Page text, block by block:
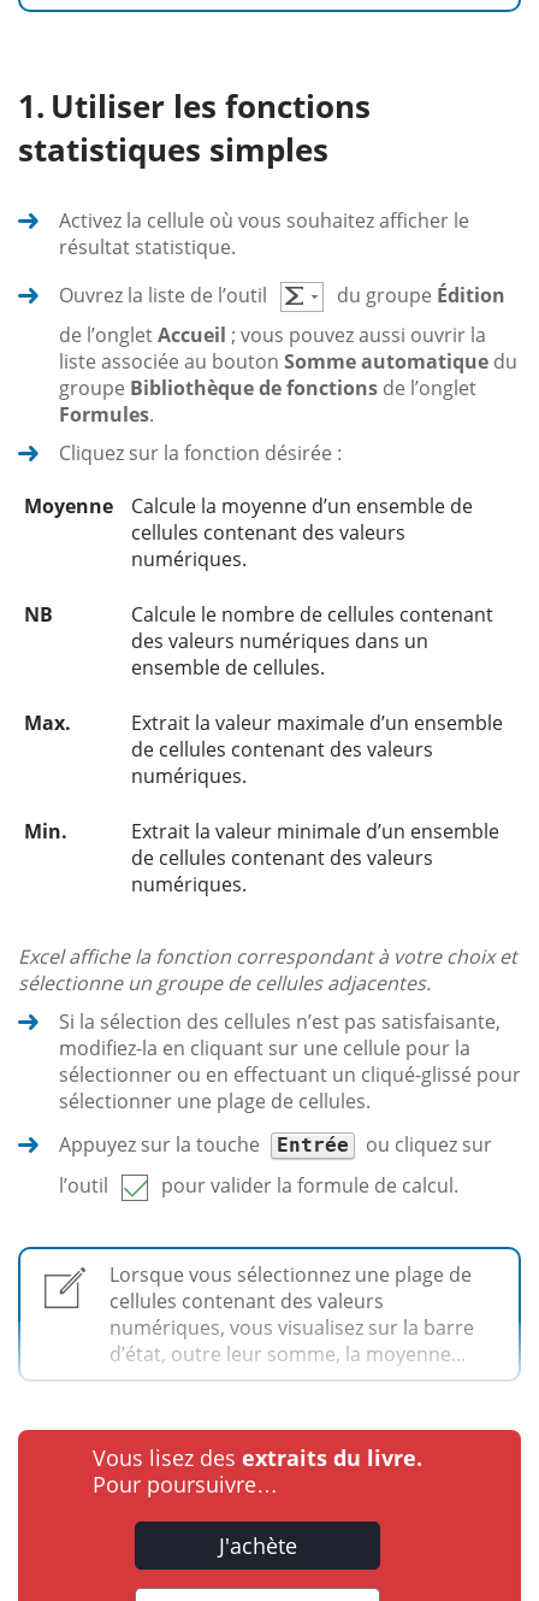
Utiliser les fonctions
statistiques simples
Activez la cellule où vous souhaitez afficher le
résultat statistique.
Ouvrez la liste de l’outil
du groupe Édition
de l’ongletAccueil ; vous pouvez aussi ouvrir la
liste associée au bouton Somme automatique du
groupe Bibliothèque de fonctions de l’onglet
Formules.
Cliquez sur la fonction désirée :
Moyenne
Calcule la moyenne d’un ensemble de
cellules contenant des valeurs
numériques.
NB
Calcule le nombre de cellules contenant
des valeurs numériques dans un
ensemble de cellules.
Max.
Extrait la valeur maximale d’un ensemble
de cellules contenant des valeurs
numériques.
Min.
Extrait la valeur minimale d’un ensemble
de cellules contenant des valeurs
numériques.
Excel affiche la fonction correspondant à votre choix et
sélectionne un groupe de cellules adjacentes.
Si la sélection des cellules n’est pas satisfaisante,
modifiez-la en cliquant sur une cellule pour la
sélectionner ou en effectuant un cliqué-glissé pour
sélectionner une plage de cellules.
Appuyez sur la touche
Entrée
ou cliquez sur
l’outil
pour valider la formule de calcul.
Lorsque vous sélectionnez une plage de
cellules contenant des valeurs
numériques, vous visualisez sur la barre
d’état, outre leur somme, la moyenne...
Vous lisez des extraits du livre.
Pour poursuivre…
J'achète